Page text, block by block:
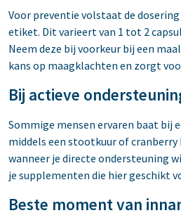
Voor preventie volstaat de
etiket. Dit varieert van 1 tot 2
Neem deze bij voorkeur bij een
kans op maagklachten en zorgt
Bij actieve
Sommige mensen ervaren baat bij
middels een stootkuur of cranberry
wanneer je directe ondersteuning
je supplementen die hier geschikt
Beste moment van